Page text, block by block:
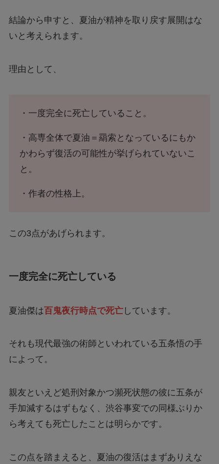
結論から申すと、夏油が精神を取り戻す展開はな
いと考えられます。
理由として、
・一度完全に死亡していること。
・高専全体で夏油＝羂索となっているにもか
かわらず復活の可能性が挙げられていないこ
と。
・作者の性格上。
この3点があげられます。
一度完全に死亡している
夏油傑は百鬼夜行時点で死亡しています。
それも現代最強の術師といわれている五条悟の手
によって。
親友といえど処刑対象かつ瀕死状態の彼に五条が
手加減するはずもなく、渋谷事変での同様ぶりか
ら考えても死亡したことは明らかです。
この点を踏まえると、夏油の復活はまずありえな